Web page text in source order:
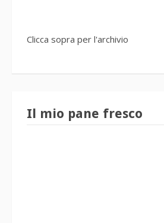
Clicca sopra per l'archivio
Il mio pane fresco